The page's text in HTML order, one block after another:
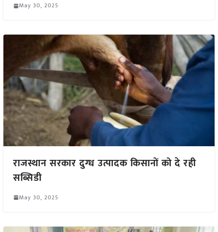
May 30, 2025
राजस्थान सरकार दुग्ध उत्पादक किसानों को दे रही
सब्सिडी
May 30, 2025